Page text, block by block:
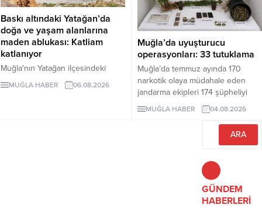
Baskı altındaki Yatağan’da
doğa ve yaşam alanlarına
maden ablukası: Katliam
katlanıyor
Muğla'nın Yatağan ilçesindeki
mermer ocağının kapasitesinin üç
kat artırılması için hazırlanan ÇED
MUĞLA HABER 06.08.2026
Muğla’da uyuşturucu
operasyonları: 33 tutuklama
Muğla’da temmuz ayında 170
narkotik olaya müdahale eden
jandarma ekipleri 174 şüpheliyi
yakaladı. Şüphelilerden 33’ü
MUĞLA HABER 04.08.2026
GÜNDEM
HABERLERİ